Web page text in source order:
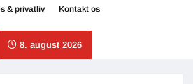
& privatliv Kontakt os
8. august 2026